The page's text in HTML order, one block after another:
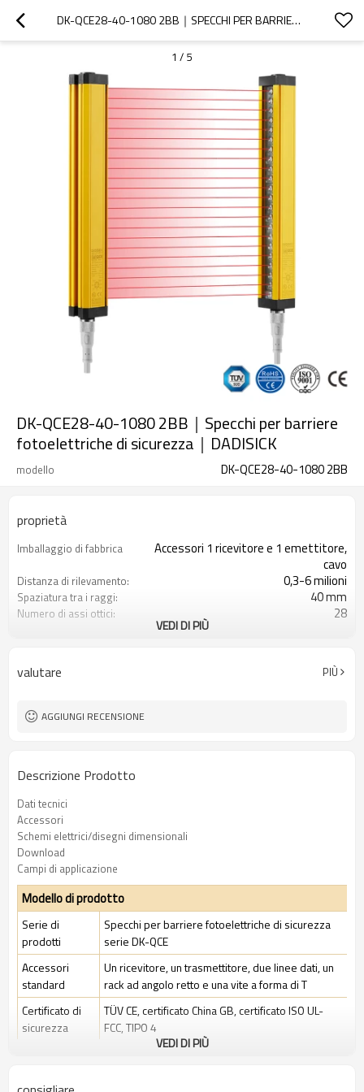
DK-QCE28-40-1080 2BB｜SPECCHI PER BARRIERE FOTOELETTRICHE DI SICUREZZA｜DADISICK
1 / 5
DK-QCE28-40-1080 2BB｜Specchi per barriere
fotoelettriche di sicurezza｜DADISICK
modello DK-QCE28-40-1080 2BB
proprietà
Imballaggio di fabbrica
Accessori 1 ricevitore e 1 emettitore,
cavo
Distanza di rilevamento: 0,3-6 milioni
Spaziatura tra i raggi: 40 mm
Numero di assi ottici: 28
Spina di interfaccia Dotato di connettore M12
Certificazione:
VEDI DI PIÙ
valutare PIÙ
AGGIUNGI RECENSIONE
Descrizione Prodotto
Dati tecnici
Accessori
Schemi elettrici/disegni dimensionali
Download
Campi di applicazione
Modello di prodotto
Serie di
prodotti
Specchi per barriere fotoelettriche di sicurezza
serie DK-QCE
Accessori
standard
Un ricevitore, un trasmettitore, due linee dati, un
rack ad angolo retto e una vite a forma di T
Certificato di
sicurezza
TÜV CE, certificato China GB, certificato ISO UL-
FCC, TIPO 4
VEDI DI PIÙ